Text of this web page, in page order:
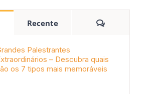
Recente
Palestrantes
– Descubra quais
os 7 tipos mais memoráveis